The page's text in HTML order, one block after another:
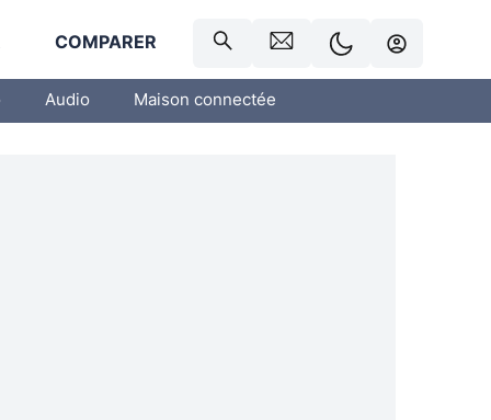
COMPARER
Audio Maison connectée